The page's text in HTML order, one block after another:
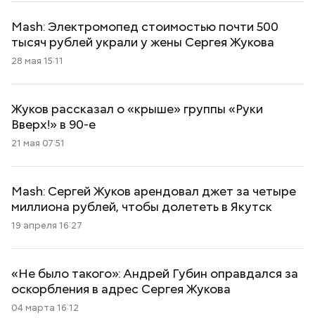
Mash: Электромопед стоимостью почти 500
тысяч рублей украли у жены Сергея Жукова
28 мая 15:11
Жуков рассказал о «крыше» группы «Руки
Вверх!» в 90-е
21 мая 07:51
Mash: Сергей Жуков арендовал джет за четыре
миллиона рублей, чтобы долететь в Якутск
19 апреля 16:27
«Не было такого»: Андрей Губин оправдался за
оскорбления в адрес Сергея Жукова
04 марта 16:12